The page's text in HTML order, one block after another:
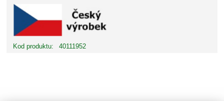
Kod produktu: 40111952